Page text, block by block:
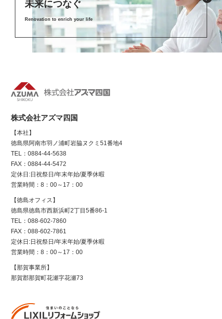
未来につなぐ
Renovation to enrich your life
株式会社アズマ四国
【本社】
徳島県阿南市羽ノ浦町岩脇ヌクミ51番地4
TEL：0884-44-5638
FAX：0884-44-5472
定休日:日祝祭日/年末年始/夏季休暇
営業時間：8：00～17：00
【徳島オフィス】
徳島県徳島市西新浜町2丁目5番86-1
TEL：088-602-7860
FAX：088-602-7861
定休日:日祝祭日/年末年始/夏季休暇
営業時間：8：00～17：00
【那賀事業所】
那賀郡那賀町花瀬字花瀬73